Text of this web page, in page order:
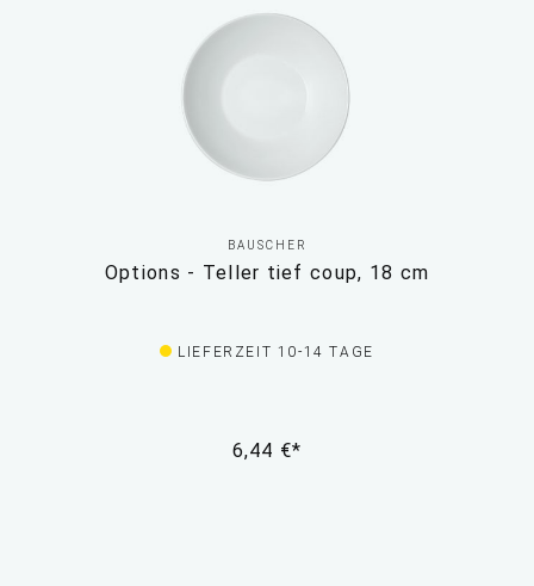
BAUSCHER
Options - Teller tief coup, 18 cm
LIEFERZEIT 10-14 TAGE
6,44 €*